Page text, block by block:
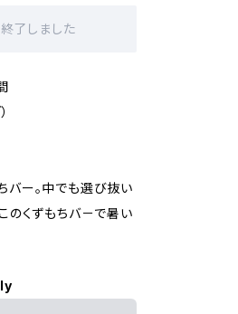
了しました
バー。中でも選び抜い
のくずもちバ－で暑い